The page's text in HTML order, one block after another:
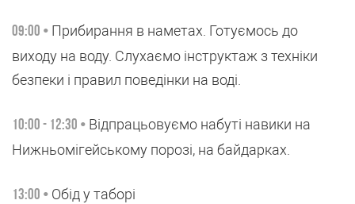
09:00 • Прибирання в наметах. Готуємось до
виходу на воду. Слухаємо інструктаж з техніки
безпеки і правил поведінки на воді.
10:00 - 12:30 • Відпрацьовуємо набуті навики на
Нижньомігейському порозі, на байдарках.
13:00 • Обід у таборі